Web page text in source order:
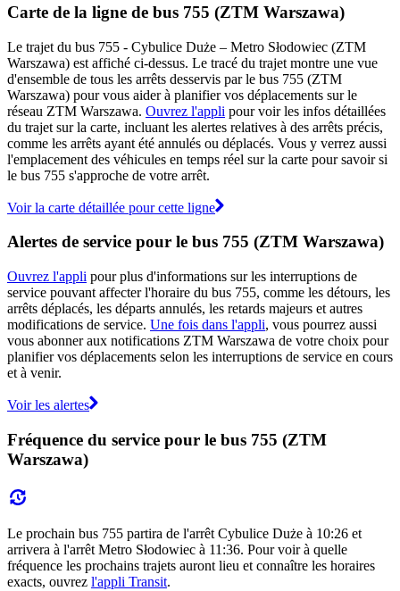
Carte de la ligne de bus 755 (ZTM Warszawa)
Le trajet du bus 755 - Cybulice Duże – Metro Słodowiec (ZTM
Warszawa) est affiché ci-dessus. Le tracé du trajet montre une vue
d'ensemble de tous les arrêts desservis par le bus 755 (ZTM
Warszawa) pour vous aider à planifier vos déplacements sur le
réseau ZTM Warszawa. Ouvrez l'appli pour voir les infos détaillées
du trajet sur la carte, incluant les alertes relatives à des arrêts précis,
comme les arrêts ayant été annulés ou déplacés. Vous y verrez aussi
l'emplacement des véhicules en temps réel sur la carte pour savoir si
le bus 755 s'approche de votre arrêt.
Voir la carte détaillée pour cette ligne
Alertes de service pour le bus 755 (ZTM Warszawa)
Ouvrez l'appli pour plus d'informations sur les interruptions de
service pouvant affecter l'horaire du bus 755, comme les détours, les
arrêts déplacés, les départs annulés, les retards majeurs et autres
modifications de service. Une fois dans l'appli, vous pourrez aussi
vous abonner aux notifications ZTM Warszawa de votre choix pour
planifier vos déplacements selon les interruptions de service en cours
et à venir.
Voir les alertes
Fréquence du service pour le bus 755 (ZTM
Warszawa)
Le prochain bus 755 partira de l'arrêt Cybulice Duże à 10:26 et
arrivera à l'arrêt Metro Słodowiec à 11:36. Pour voir à quelle
fréquence les prochains trajets auront lieu et connaître les horaires
exacts, ouvrez l'appli Transit.